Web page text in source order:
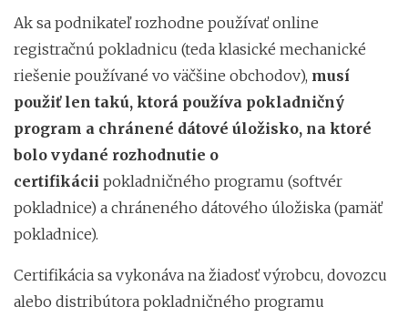
Ak sa podnikateľ rozhodne používať online
registračnú pokladnicu (teda klasické mechanické
riešenie používané vo väčšine obchodov), musí
použiť len takú, ktorá používa pokladničný
program a chránené dátové úložisko, na ktoré
bolo vydané rozhodnutie o
certifikácii pokladničného programu (softvér
pokladnice) a chráneného dátového úložiska (pamäť
pokladnice).
Certifikácia sa vykonáva na žiadosť výrobcu, dovozcu
alebo distribútora pokladničného programu